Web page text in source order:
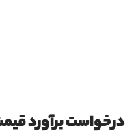
درخواست برآورد